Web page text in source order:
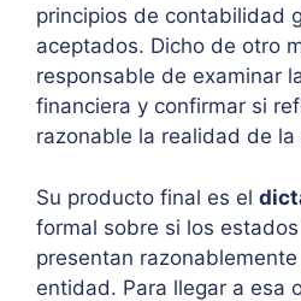
principios de contabilidad
aceptados. Dicho de otro
responsable de examinar
financiera y confirmar si
razonable la realidad de la
Su producto final es el
formal sobre si los
presentan
entidad. Para llegar a esa